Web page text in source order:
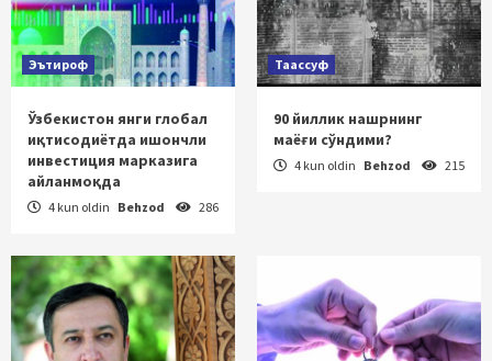
Эътироф
Ўзбекистон янги глобал
иқтисодиётда ишончли
инвестиция марказига
айланмоқда
4 kun oldin Behzod 286
Таассуф
90 йиллик нашрнинг
маёғи сўндими?
4 kun oldin Behzod 215